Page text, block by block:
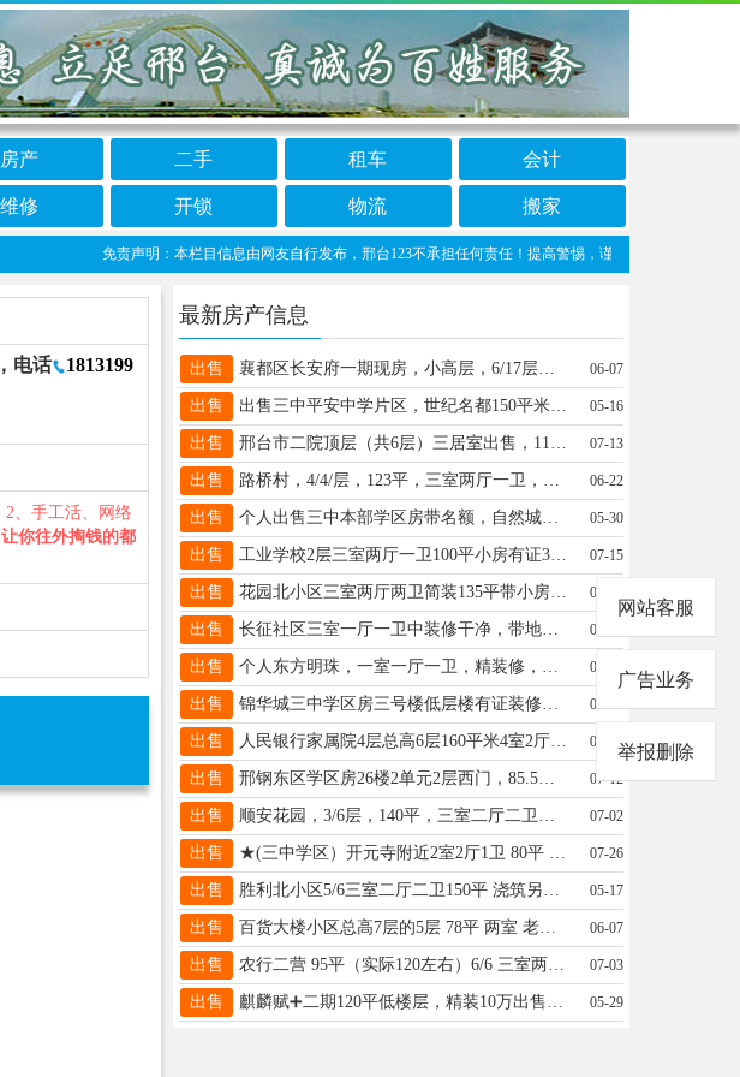
房产 二手 租车 会计
维修 开锁 物流 搬家
免责声明：本栏目信息由网友自行发布，邢台123不承担任何责任！提高警惕，谨防诈骗！做推广、做信
电话
1813199
2、手工活、网络
你往外掏钱的都
最新房产信息
出售 襄都区长安府一期现房，小高层，6/17层，113平方米，3室2厅两卫，蓝皮更名，可贷款电话15530908788 查看图片 06-07
出售 出售三中平安中学片区，世纪名都150平米三室两厅两卫，单价仅需3千出头，4层老证仅售50万13613293561 05-16
出售 邢台市二院顶层（共6层）三居室出售，115平，拎包入住，40万元，13933728975 07-13
出售 路桥村，4/4/层，123平，三室两厅一卫，户型方正，停车方便，立德小学三中本部，58万13103297433 06-22
出售 个人出售三中本部学区房带名额，自然城三期洋房134平小房16平，22年证，电梯两户层6/11电话13722921149 查看图片 05-30
出售 工业学校2层三室两厅一卫100平小房有证39万 中华北小区4层三室两厅一卫110平有证小房45万18631935982 07-15
出售 花园北小区三室两厅两卫简装135平带小房老证42万13131997884 05-13
出售 长征社区三室一厅一卫中装修干净，带地下室，53万，15200199127 07-01
出售 个人东方明珠，一室一厅一卫，精装修，南北通透，60平，落地窗，老证，带储藏间，32万。15694851008 06-22
出售 锦华城三中学区房三号楼低层楼有证装修双气为了您的宝贝机会不要错失呦 防震电微19316092862价钱可谈哦 08-05
出售 人民银行家属院4层总高6层160平米4室2厅2卫前后大通阳台带地上小房36平米老证售价90万13091293956 07-13
出售 邢钢东区学区房26楼2单元2层西门，85.5平，小房8平，43万 价格好商量 电话盛13393190394 07-12
出售 顺安花园，3/6层，140平，三室二厅二卫，精装，双气，送大车库，老证，80万15511986169 07-02
出售 ★(三中学区）开元寺附近2室2厅1卫 80平 简装 能贷款老证45万 13930918412 07-26
出售 胜利北小区5/6三室二厅二卫150平 浇筑另带小房60万 首付5万15033199152有钥匙 05-17
出售 百货大楼小区总高7层的5层 78平 两室 老证 无土地出让金 郭守敬小学 25中学区 28万联系17732979646 06-07
出售 农行二营 95平（实际120左右）6/6 三室两厅一卫 采光极好 带小房 23万老证 15075963033 07-03
出售 麒麟赋➕二期120平低楼层，精装10万出售17631973548个人一手，中介勿扰 05-29
网站客服
广告业务
举报删除